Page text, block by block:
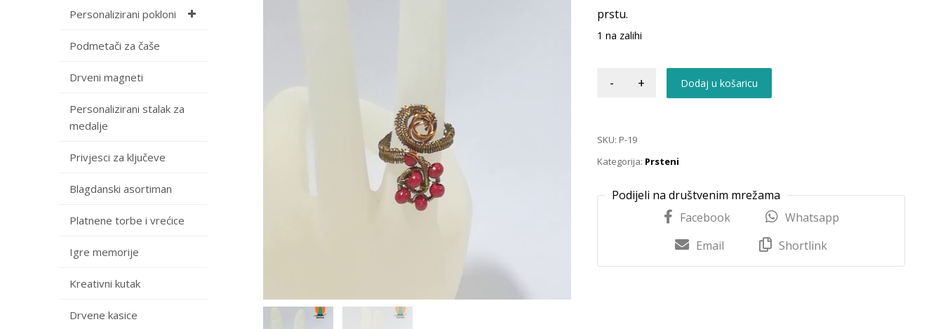
prstu.
1 na zalihi
- + Dodaj u košaricu
SKU: P-19
Kategorija: Prsteni
Facebook
Whatsapp
Email
Shortlink
Personalizirani pokloni
Podmetači za čaše
Drveni magneti
Personalizirani stalak za
medalje
Privjesci za ključeve
Blagdanski asortiman
Platnene torbe i vrećice
Igre memorije
Kreativni kutak
Drvene kasice